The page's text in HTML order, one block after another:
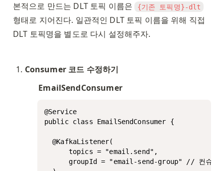
본적으로 만드는 DLT 토픽 이름은
{기존 토픽명}-dlt
형태로 지어진다. 일관적인 DLT 토픽 이름을 위해 직접
DLT 토픽명을 별도로 다시 설정해주자.
Consumer 코드 수정하기
EmailSendConsumer
@Service
public class EmailSendConsumer {
  @KafkaListener(
      topics = "email.send",
groupId = "email-send-group" // 컨슈머